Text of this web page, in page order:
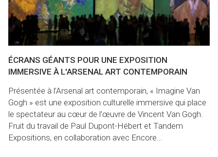
ÉCRANS GÉANTS POUR UNE EXPOSITION
IMMERSIVE À L'ARSENAL ART CONTEMPORAIN
Présentée à l’Arsenal art contemporain, « Imagine Van
Gogh » est une exposition culturelle immersive qui place
le spectateur au cœur de l’œuvre de Vincent Van Gogh.
Fruit du travail de Paul Dupont-Hébert et Tandem
Expositions, en collaboration avec Encore...